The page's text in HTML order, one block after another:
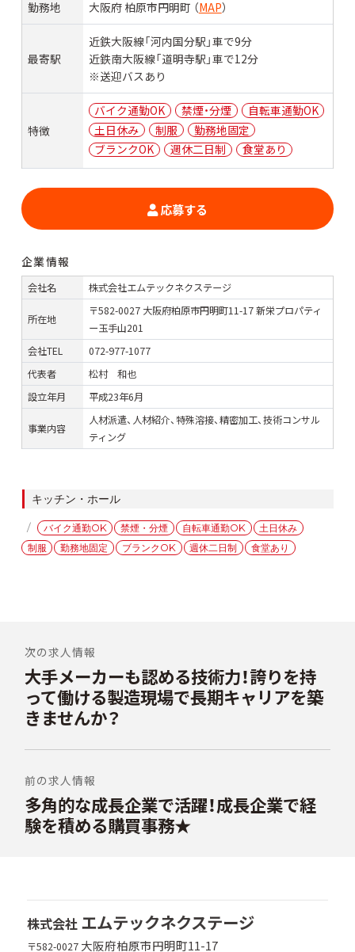
勤務地 大阪府 柏原市円明町 （MAP）
最寄駅
近鉄大阪線「河内国分駅」車で9分
近鉄南大阪線「道明寺駅」車で12分
※送迎バスあり
特徴
バイク通勤OK 禁煙・分煙
自転車通勤OK
土日休み
制服
勤務地固定
ブランクOK
週休二日制 食堂あり
応募する
企業情報
会社名 株式会社エムテックネクステージ
所在地
〒582-0027 大阪府柏原市円明町11-17 新栄プロパティ
ー玉手山201
会社TEL
072-977-1077
代表者
松村 和也
設立年月
平成23年6月
事業内容
人材派遣、人材紹介、特殊溶接、精密加工、技術コンサル
ティング
ゴ
リ
キッチン・ホール
タ
グ
バイク通勤OK 禁煙・分煙 自転車通勤OK
土日休み
制服
勤務地固定 ブランクOK 週休二日制 食堂あり
稿
ナ
ビ
ゲ
ー
シ
ョ
ン
次の求人情報
前
の
投
稿:
大手メーカーも認める技術力！誇りを持
って働ける製造現場で長期キャリアを築
きませんか？
前の求人情報
次
の
投
多角的な成長企業で活躍！成長企業で経
験を積める購買事務★
株式会社 エムテックネクステージ
〒582-0027 大阪府柏原市円明町11-17